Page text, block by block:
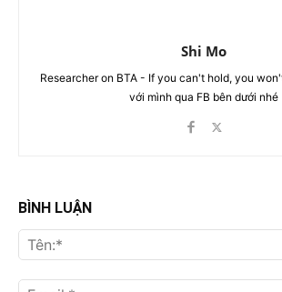
Shi Mo
Researcher on BTA - If you can't hold, you
với mình qua FB bên dưới nhé
BÌNH LUẬN